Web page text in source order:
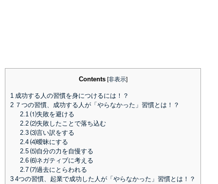
Contents [非表示]
1
成功する人の習慣を身につけるには！？
2 ７つの習慣、成功する人が「やらなかった」習慣とは！？
2.1 ⑴失敗を避ける
2.2⑵失敗したことで落ち込む
2.3⑶言い訳をする
2.4⑷曖昧にする
2.5⑸自分の力を自慢する
2.6⑹ネガティブに考える
2.7⑺過去にとらわれる
3 4つの習慣、起業で成功した人が「やらなかった」習慣とは！？